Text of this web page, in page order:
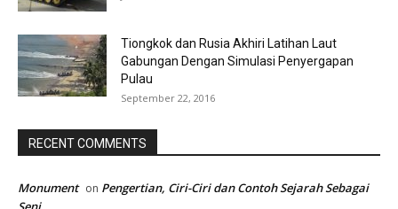
Tiongkok dan Rusia Akhiri Latihan Laut
Gabungan Dengan Simulasi Penyergapan
Pulau
September 22, 2016
RECENT COMMENTS
Monument on Pengertian, Ciri-Ciri dan Contoh Sejarah Sebagai